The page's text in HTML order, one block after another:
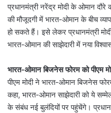
प्रधानमंत्री नरेंद्र मोदी के ओमान
की मौजूदगी में भारत-ओमान के बीच
हो सकते हैं। इसे लेकर प्रधानमंत्री
भारत-ओमान की साझेदारी में नया
भारत-ओमान बिजनेस फोरम को पीएम
पीएम मोदी ने भारत-ओमान बिजनेस
कहा, भारत-ओमान साझेदारी को ये
के संबंध नई बुलंदियों पर पहुंचेंगे।